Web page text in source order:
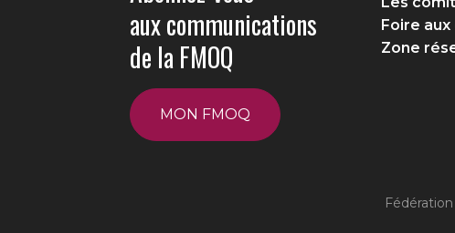
aux communications
de la FMOQ
MON FMOQ
Foire
Zone